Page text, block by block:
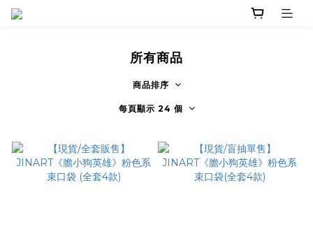
所有商品
商品排序
每頁顯示 24 個